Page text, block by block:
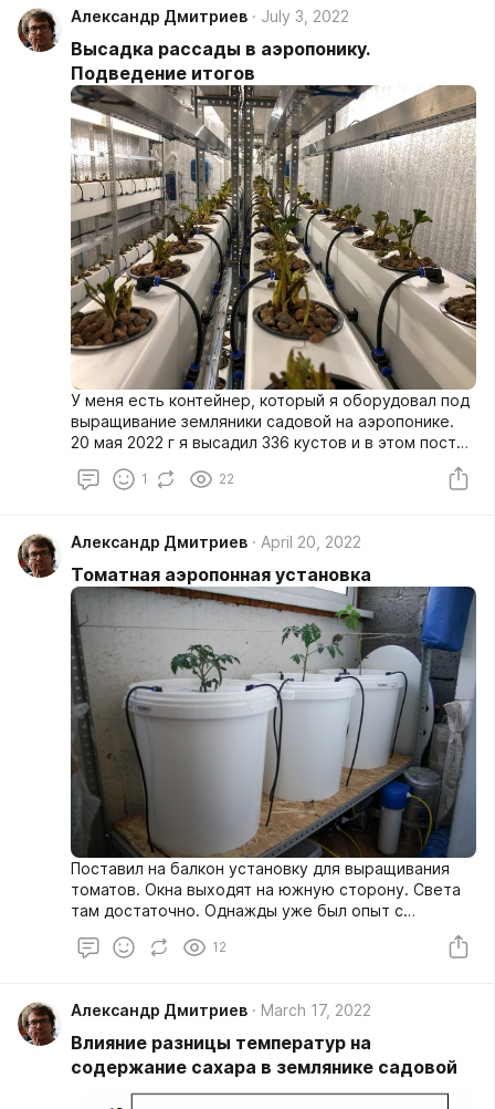
специально для аэропоники). Стоит отметить, что
кусты находились на стадии вегетации. Доливку я
производил с тем же соотношением элементов,
что и в изначальном растворе. Но что, если
элементы расходуются с разной скоростью?
Раствор полностью я не менял уже 25 дней. В
таком случае, за это время мог случиться перекос
по питанию. Поэтому я отнес раствор на анализ в
лабораторию, чтобы посмотреть как изменирось
соотношение...
Александр Дмитриев July 3, 2022
Высадка рассады в аэропонику.
Подведение итогов
У меня есть контейнер, который я оборудовал под
выращивание земляники садовой на аэропонике.
20 мая 2022 г я высадил 336 кустов и в этом посте
расскажу о результатах первого этапа - от высадки
до перевода на режим вегетации.
1 22
Александр Дмитриев April 20, 2022
Томатная аэропонная установка
Поставил на балкон установку для выращивания
томатов. Окна выходят на южную сторону. Света
там достаточно. Однажды уже был опыт с
балконе. Поэтому досветку решил не делать.
12
Александр Дмитриев March 17, 2022
Влияние разницы температур на
содержание сахара в землянике садовой